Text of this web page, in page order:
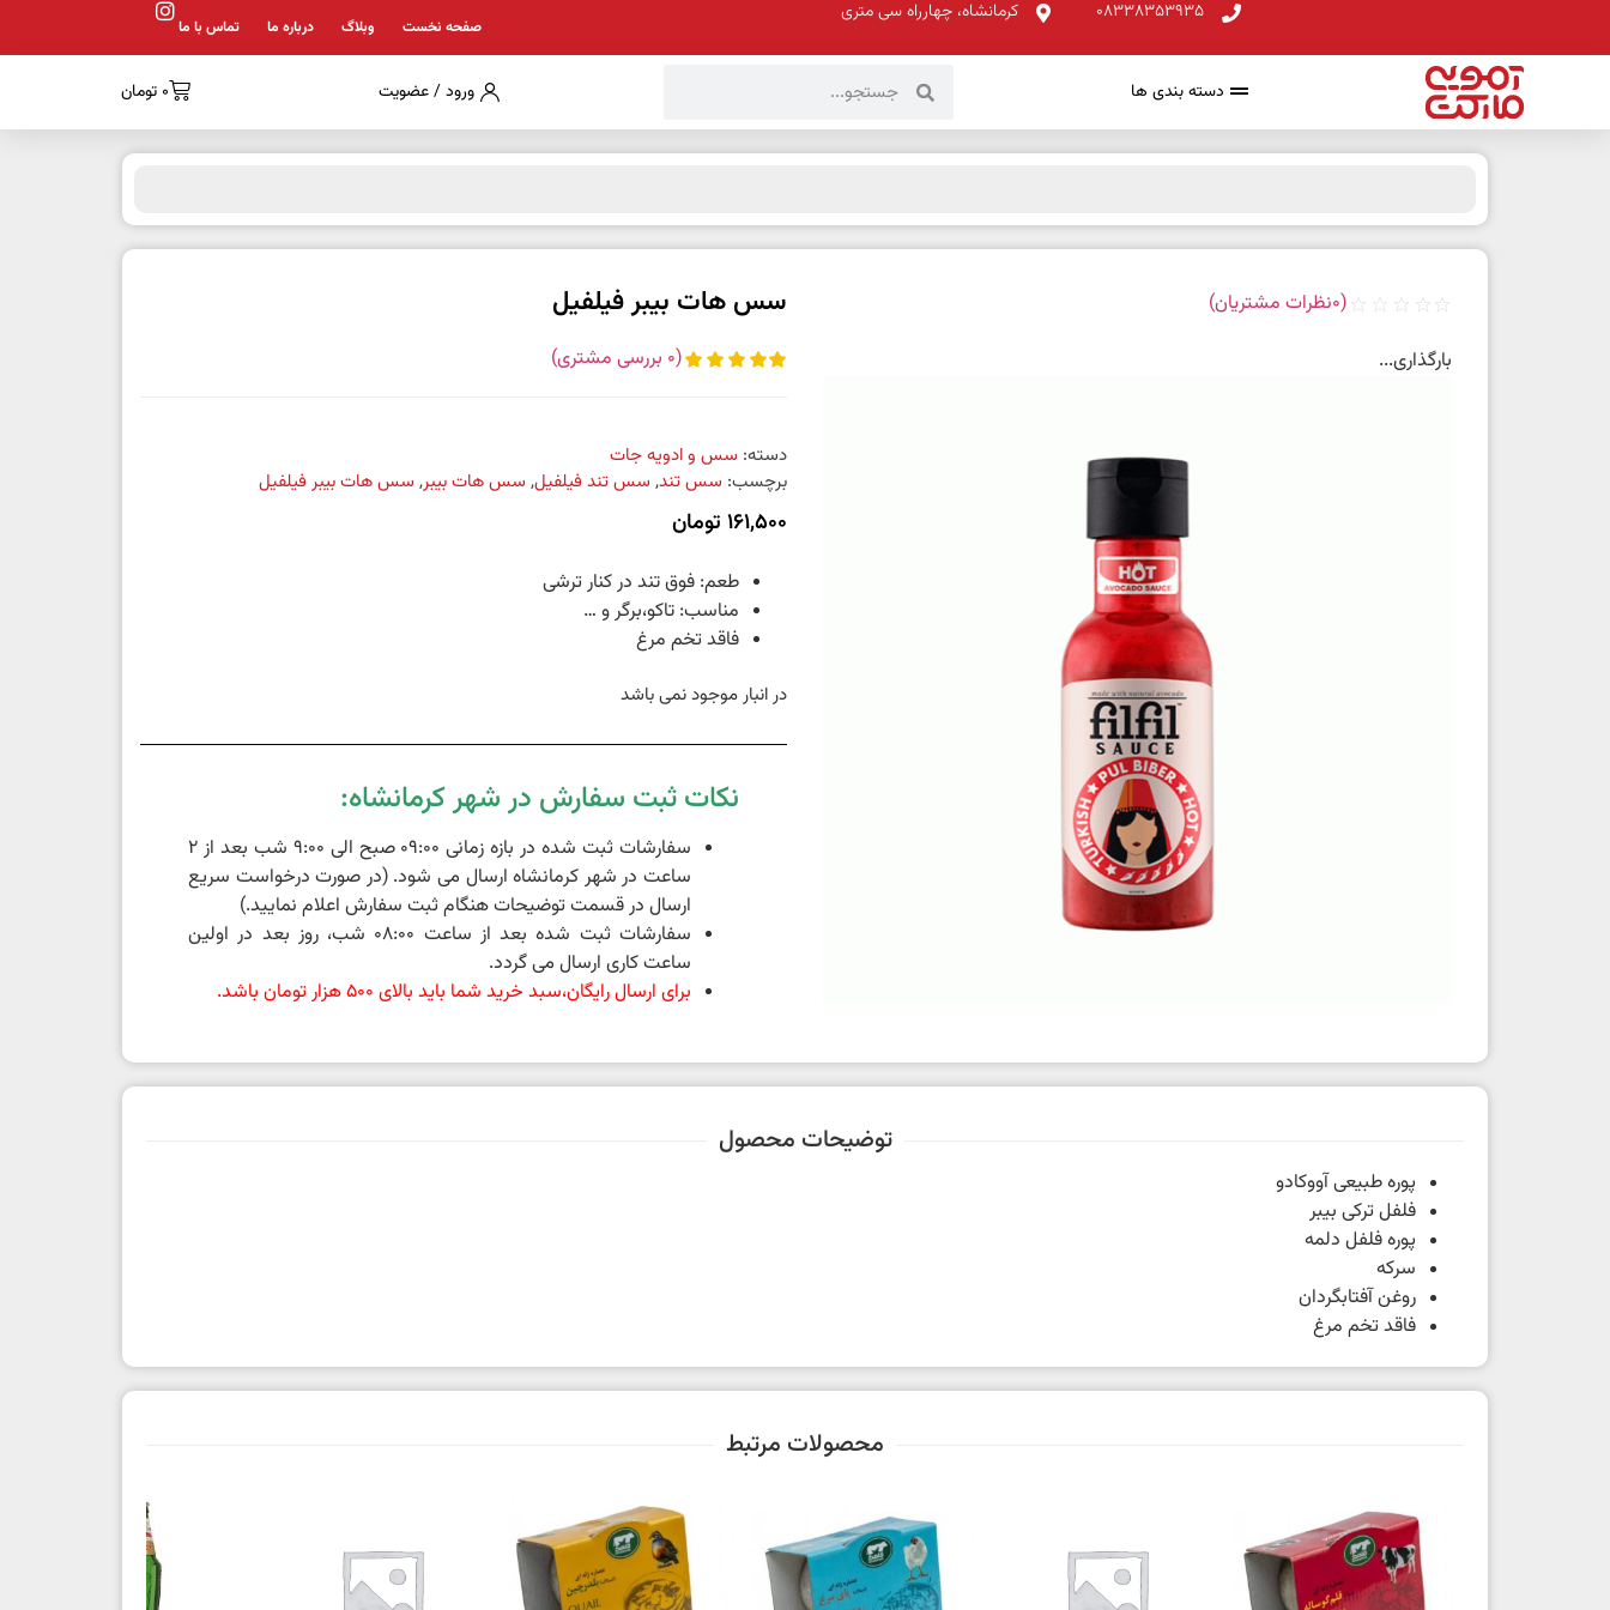
08338353935 کرمانشاه، چهارراه سی متری
صفحه نخست وبلاگ درباره ما تماس با ما
دسته بندی ها ورود / عضویت 0 تومان
(
0نظرات مشتریان)
بارگذاری...
سس هات بیبر فیلفیل
(
0 بررسی مشتری)
دسته: سس و ادویه جات
برچسب: سس تند, سس تند فیلفیل, سس هات بیبر, سس هات بیبر فیلفیل
161,500 تومان
طعم: فوق تند در کنار ترشی
مناسب: تاکو،برگر و …
فاقد تخم مرغ
در انبار موجود نمی باشد
نکات ثبت سفارش در شهر کرمانشاه:
سفارشات ثبت شده در بازه زمانی 09:00 صبح الی 9:00 شب بعد از 2
ساعت در شهر کرمانشاه ارسال می شود. (در صورت درخواست سریع
ارسال در قسمت توضیحات هنگام ثبت سفارش اعلام نمایید.)
سفارشات ثبت شده بعد از ساعت 08:00 شب، روز بعد در اولین
ساعت کاری ارسال می گردد.
برای ارسال رایگان،سبد خرید شما باید بالای 500 هزار تومان باشد.
توضیحات محصول
پوره طبیعی آووکادو
فلفل ترکی بیبر
پوره فلفل دلمه
سرکه
روغن آفتابگردان
فاقد تخم مرغ
محصولات مرتبط